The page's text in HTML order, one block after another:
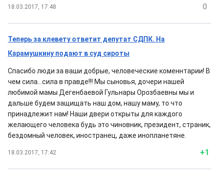
18.03.2017, 17:48 0
Теперь за клевету ответит депутат СДПК. На
Карамушкину подают в суд сироты
Спасибо люди за ваши добрые, человеческие коменнтарии! В
чем сила...сила в правде!!! Мы сыновья, дочери нашей
любимой мамы Дегенбаевой Гульнары Орозбаевны мы и
дальше будем защищать наш дом, нашу маму, то что
принадлежит нам! Наши двери открыты для каждого
желающего человека будь это чиновник, президент, страник,
бездомный человек, иностранец, даже инопланетяне.
18.03.2017, 17:42 +1